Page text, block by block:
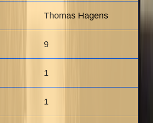
Thomas Hagens
9
1
1